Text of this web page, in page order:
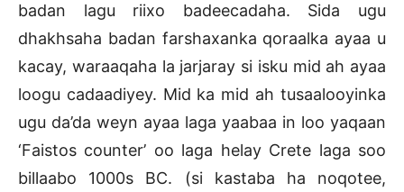
badan lagu riixo badeecadaha. Sida ugu
dhakhsaha badan farshaxanka qoraalka ayaa u
kacay, waraaqaha la jarjaray si isku mid ah ayaa
loogu cadaadiyey. Mid ka mid ah tusaalooyinka
ugu da’da weyn ayaa laga yaabaa in loo yaqaan
‘Faistos counter’ oo laga helay Crete laga soo
billaabo 1000s BC. (si kastaba ha noqotee,